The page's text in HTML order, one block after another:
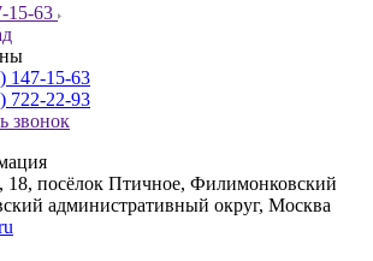
15-63
147-15-63
722-22-93
звонок
18, посёлок Птичное, Филимонковский
административный округ, Москва